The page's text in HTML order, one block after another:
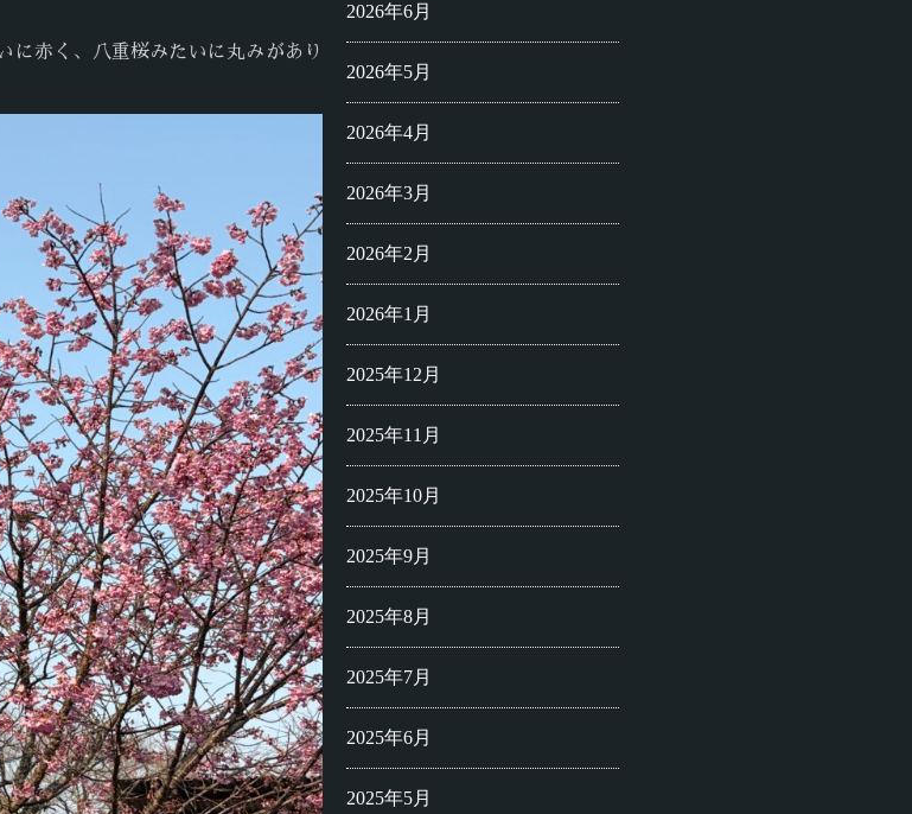
に赤く、八重桜みたいに丸みがあり
2026年6月
2026年5月
2026年4月
2026年3月
2026年2月
2026年1月
2025年12月
2025年11月
2025年10月
2025年9月
2025年8月
2025年7月
2025年6月
2025年5月